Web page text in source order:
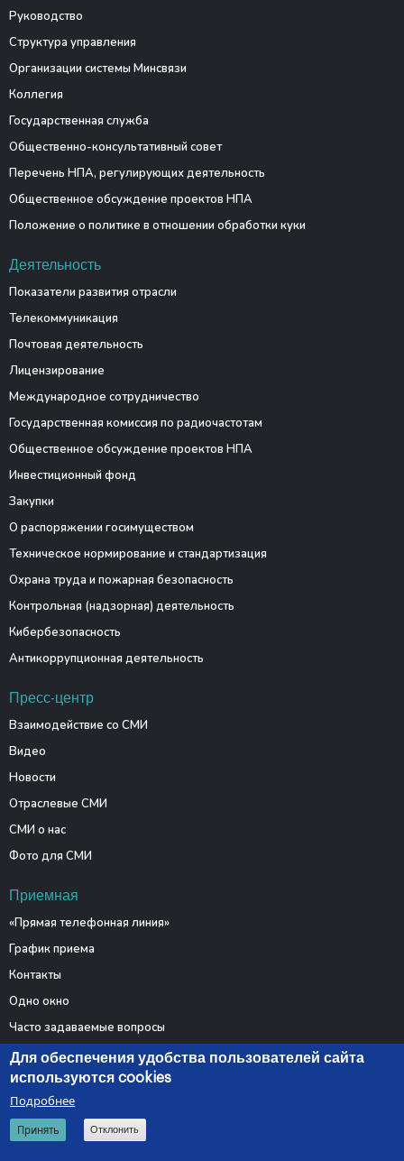
Руководство
Структура управления
Организации системы Минсвязи
Коллегия
Государственная служба
Общественно-консультативный совет
Перечень НПА, регулирующих деятельность
Общественное обсуждение проектов НПА
Положение о политике в отношении обработки куки
Деятельность
Показатели развития отрасли
Телекоммуникация
Почтовая деятельность
Лицензирование
Международное сотрудничество
Государственная комиссия по радиочастотам
Общественное обсуждение проектов НПА
Инвестиционный фонд
Закупки
О распоряжении госимуществом
Техническое нормирование и стандартизация
Охрана труда и пожарная безопасность
Контрольная (надзорная) деятельность
Кибербезопасность
Антикоррупционная деятельность
Пресс-центр
Взаимодействие со СМИ
Видео
Новости
Отраслевые СМИ
СМИ о нас
Фото для СМИ
Приемная
«Прямая телефонная линия»
График приема
Контакты
Одно окно
Часто задаваемые вопросы
Электронные обращения
© 2026 Министерство связи и информатизации Республики
Для обеспечения удобства пользователей сайта
используются cookies
Подробнее
Принять Отклонить